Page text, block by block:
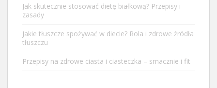
Jak skutecznie stosować dietę białkową? Przepisy i
zasady
Jakie tłuszcze spożywać w diecie? Rola i zdrowe źródła
tłuszczu
Przepisy na zdrowe ciasta i ciasteczka – smacznie i fit